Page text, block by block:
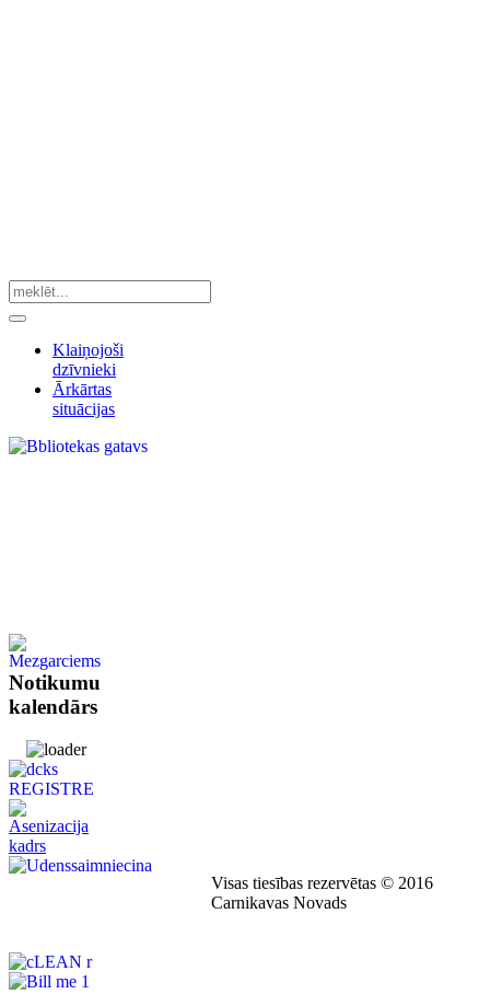
Klaiņojoši
dzīvnieki
Ārkārtas
situācijas
Notikumu
kalendārs
Visas tiesības rezervētas © 2016
Carnikavas Novads